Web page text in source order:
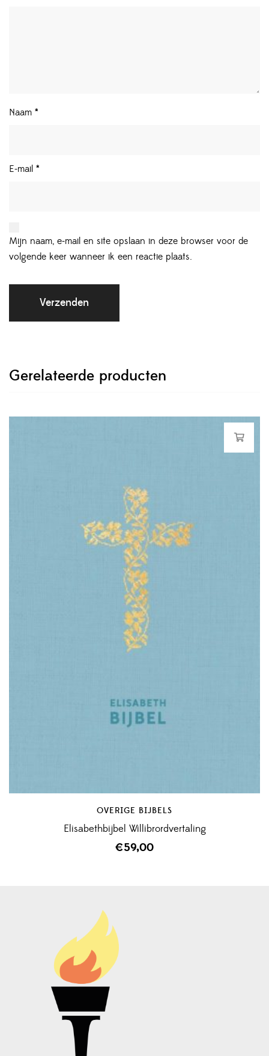
Naam *
E-mail *
Mijn naam, e-mail en site opslaan in deze browser voor de
volgende keer wanneer ik een reactie plaats.
Gerelateerde producten
OVERIGE BIJBELS
Elisabethbijbel Willibrordvertaling
€59,00